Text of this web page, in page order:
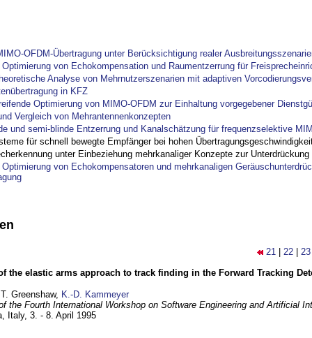
OFDM-Übertragung unter Berücksichtigung realer
von Echokompensation und Raumentzerrung für
Analyse von Mehrnutzerszenarien mit adaptiven
in KFZ
Optimierung von MIMO-OFDM zur Einhaltung vorgegebener
Vergleich von Mehrantennenkonzepten
und semi-blinde Entzerrung und Kanalschätzung für frequenzselektive
für schnell bewegte Empfänger bei hohen
unter Einbeziehung mehrkanaliger Konzepte zur
von Echokompensatoren und mehrkanaligen
21 22 23
the elastic arms approach to track finding in the Forward Tracking
Greenshaw, K.-D. Kammeyer
the Fourth International Workshop on Software Engineering and Artificial
Italy, 3. - 8. April 1995